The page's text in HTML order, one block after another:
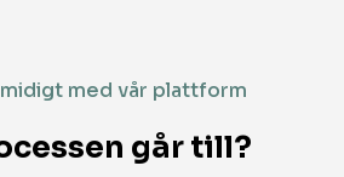
med vår plattform
går till?